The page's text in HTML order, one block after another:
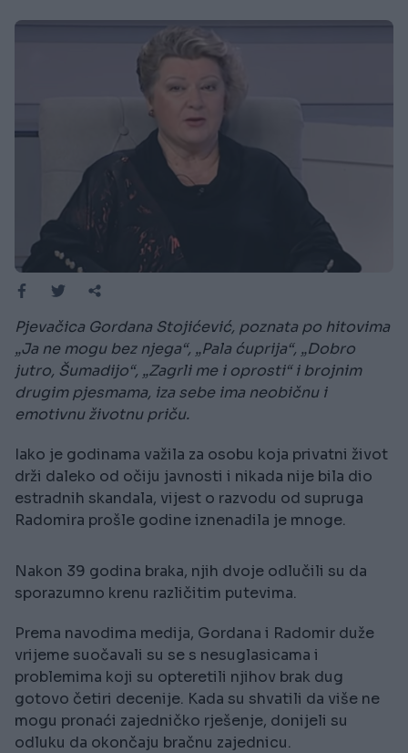
Pjevačica Gordana Stojićević, poznata po hitovima
„Ja ne mogu bez njega“, „Pala ćuprija“, „Dobro
jutro, Šumadijo“, „Zagrli me i oprosti“ i brojnim
drugim pjesmama, iza sebe ima neobičnu i
emotivnu životnu priču.
Iako je godinama važila za osobu koja privatni život
drži daleko od očiju javnosti i nikada nije bila dio
estradnih skandala, vijest o razvodu od supruga
Radomira prošle godine iznenadila je mnoge.
Nakon 39 godina braka, njih dvoje odlučili su da
sporazumno krenu različitim putevima.
Prema navodima medija, Gordana i Radomir duže
vrijeme suočavali su se s nesuglasicama i
problemima koji su opteretili njihov brak dug
gotovo četiri decenije. Kada su shvatili da više ne
mogu pronaći zajedničko rješenje, donijeli su
odluku da okončaju bračnu zajednicu.